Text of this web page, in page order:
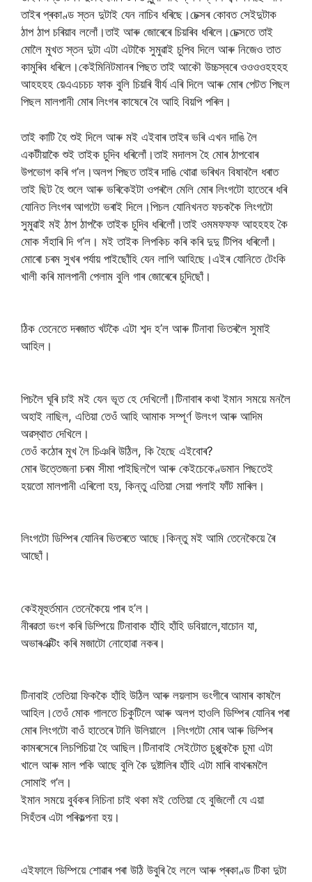
তাইৰ প্ৰকাণ্ড স্তন দুটাই যেন নাচিব ধৰিছে।চেক্সৰ কোবত সেইদুটাক
ঠাপ ঠাপ চৰিয়াব ললোঁ।তাই আৰু জোৰেৰে চিয়ৰিব ধৰিলে।চেক্সতে তাই
মোলৈ মুখত স্তন দুটা এটা এটাকৈ সুমুৱাই চুপিব দিলে আৰু নিজেও তাত
কামুৰিব ধৰিলে।কেইমিনিটমানৰ পিছত তাই আকৌ উচ্চস্বৰে ওওওওহহহহ
আহহহহ য়েএএচচচ ফাক বুলি চিয়ৰি বীৰ্য এৰি দিলে আৰু মোৰ পেটত পিছল
পিছল মালপানী মোৰ লিংগৰ কাষেৰে বৈ আহি বিয়পি পৰিল।
তাই কাটি হৈ শুই দিলে আৰু মই এইবাৰ তাইৰ ভৰি এখন দাঙি লৈ
একটীয়াকৈ শুই তাইক চুদিব ধৰিলোঁ।তাই মদালস হৈ মোৰ ঠাপবোৰ
উপভোগ কৰি গ’ল।অলপ পিছত তাইৰ দাঙি থোৱা ভৰিখন বিষাবলৈ ধৰাত
তাই ছিট হৈ শুলে আৰু ভৰিকেইটা ওপৰলৈ মেলি মোৰ লিংগটো হাতেৰে ধৰি
যোনিত লিংগৰ আগটো ভৰাই দিলে।পিচল যোনিখনত ফচককৈ লিংগটো
সুমুৱাই মই ঠাপ ঠাপকৈ তাইক চুদিব ধৰিলোঁ।তাই ওমমফফফ আহহহহ কৈ
মোক সঁহাৰি দি গ’ল। মই তাইক লিপকিচ কৰি কৰি দুদু টিপিব ধৰিলোঁ।
মোৰো চৰম সুখৰ পৰ্যায় পাইছোঁহি যেন লাগি আহিছে।এইৰ যোনিতে টেংকি
খালী কৰি মালপানী পেলাম বুলি গাৰ জোৰেৰে চুদিছোঁ।
ঠিক তেনেতে দৰজাত খটকৈ এটা শব্দ হ’ল আৰু টিনাবা ভিতৰলৈ সুমাই
আহিল।
পিচলৈ ঘূৰি চাই মই যেন ভূত হে দেখিলোঁ।টিনাবাৰ কথা ইমান সময়ে মনলৈ
অহাই নাছিল, এতিয়া তেওঁ আহি আমাক সম্পূৰ্ণ উলংগ আৰু আদিম
অৱস্থাত দেখিলে।
তেওঁ কঠোৰ মুখ লৈ চিঞৰি উঠিল, কি হৈছে এইবোৰ?
মোৰ উত্তেজনা চৰম সীমা পাইছিলগৈ আৰু কেইচেকেণ্ডমান পিছতেই
হয়তো মালপানী এৰিলো হয়, কিন্তু এতিয়া সেয়া পলাই ফাঁট মাৰিল।
লিংগটো ডিম্পিৰ যোনিৰ ভিতৰতে আছে।কিন্তু মই আমি তেনেকৈয়ে ৰৈ
আছোঁ।
কেইমূহুৰ্তমান তেনেকৈয়ে পাৰ হ’ল।
নীৰৱতা ভংগ কৰি ডিম্পিয়ে টিনাবাক হাঁহি হাঁহি ডবিয়ালে,যাচোন যা,
অভাৰএক্টি‌ং কৰি মজাটো নোহোৱা নকৰ।
টিনাবাই তেতিয়া ফিককৈ হাঁহি উঠিল আৰু লয়লাস ভংগীৰে আমাৰ কাষলৈ
আহিল।তেওঁ মোক গালতে চিকুটিলে আৰু অলপ হাওলি ডিম্পিৰ যোনিৰ পৰা
মোৰ লিংগটো বাওঁ হাতেৰে টানি উলিয়ালে ।লিংগটো মোৰ আৰু ডিম্পিৰ
কামৰসেৰে লিচপিচিয়া হৈ আছিল।টিনাবাই সেইটোত চুপ্পুককৈ চুমা এটা
খালে আৰু মাল পকি আছে বুলি কৈ দুষ্টালিৰ হাঁহি এটা মাৰি বাথৰূমলৈ
সোমাই গ’ল।
ইমান সময়ে বুৰ্বকৰ নিচিনা চাই থকা মই তেতিয়া হে বুজিলোঁ যে এয়া
সিহঁতৰ এটা পৰিকল্পনা হয়।
এইফালে ডিম্পিয়ে শোৱাৰ পৰা উঠি উবুৰি হৈ ললে আৰু প্ৰকাণ্ড টিকা দুটা